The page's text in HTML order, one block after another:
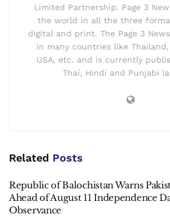
Limited Partnership. Page 3
the world in all the three
digital and print. The Page 3
in many countries like
USA, etc. and is currently
Thai, Hindi and Punjabi
Related Posts
Republic of Balochistan Warns
Ahead of August 11 Independence
Observance